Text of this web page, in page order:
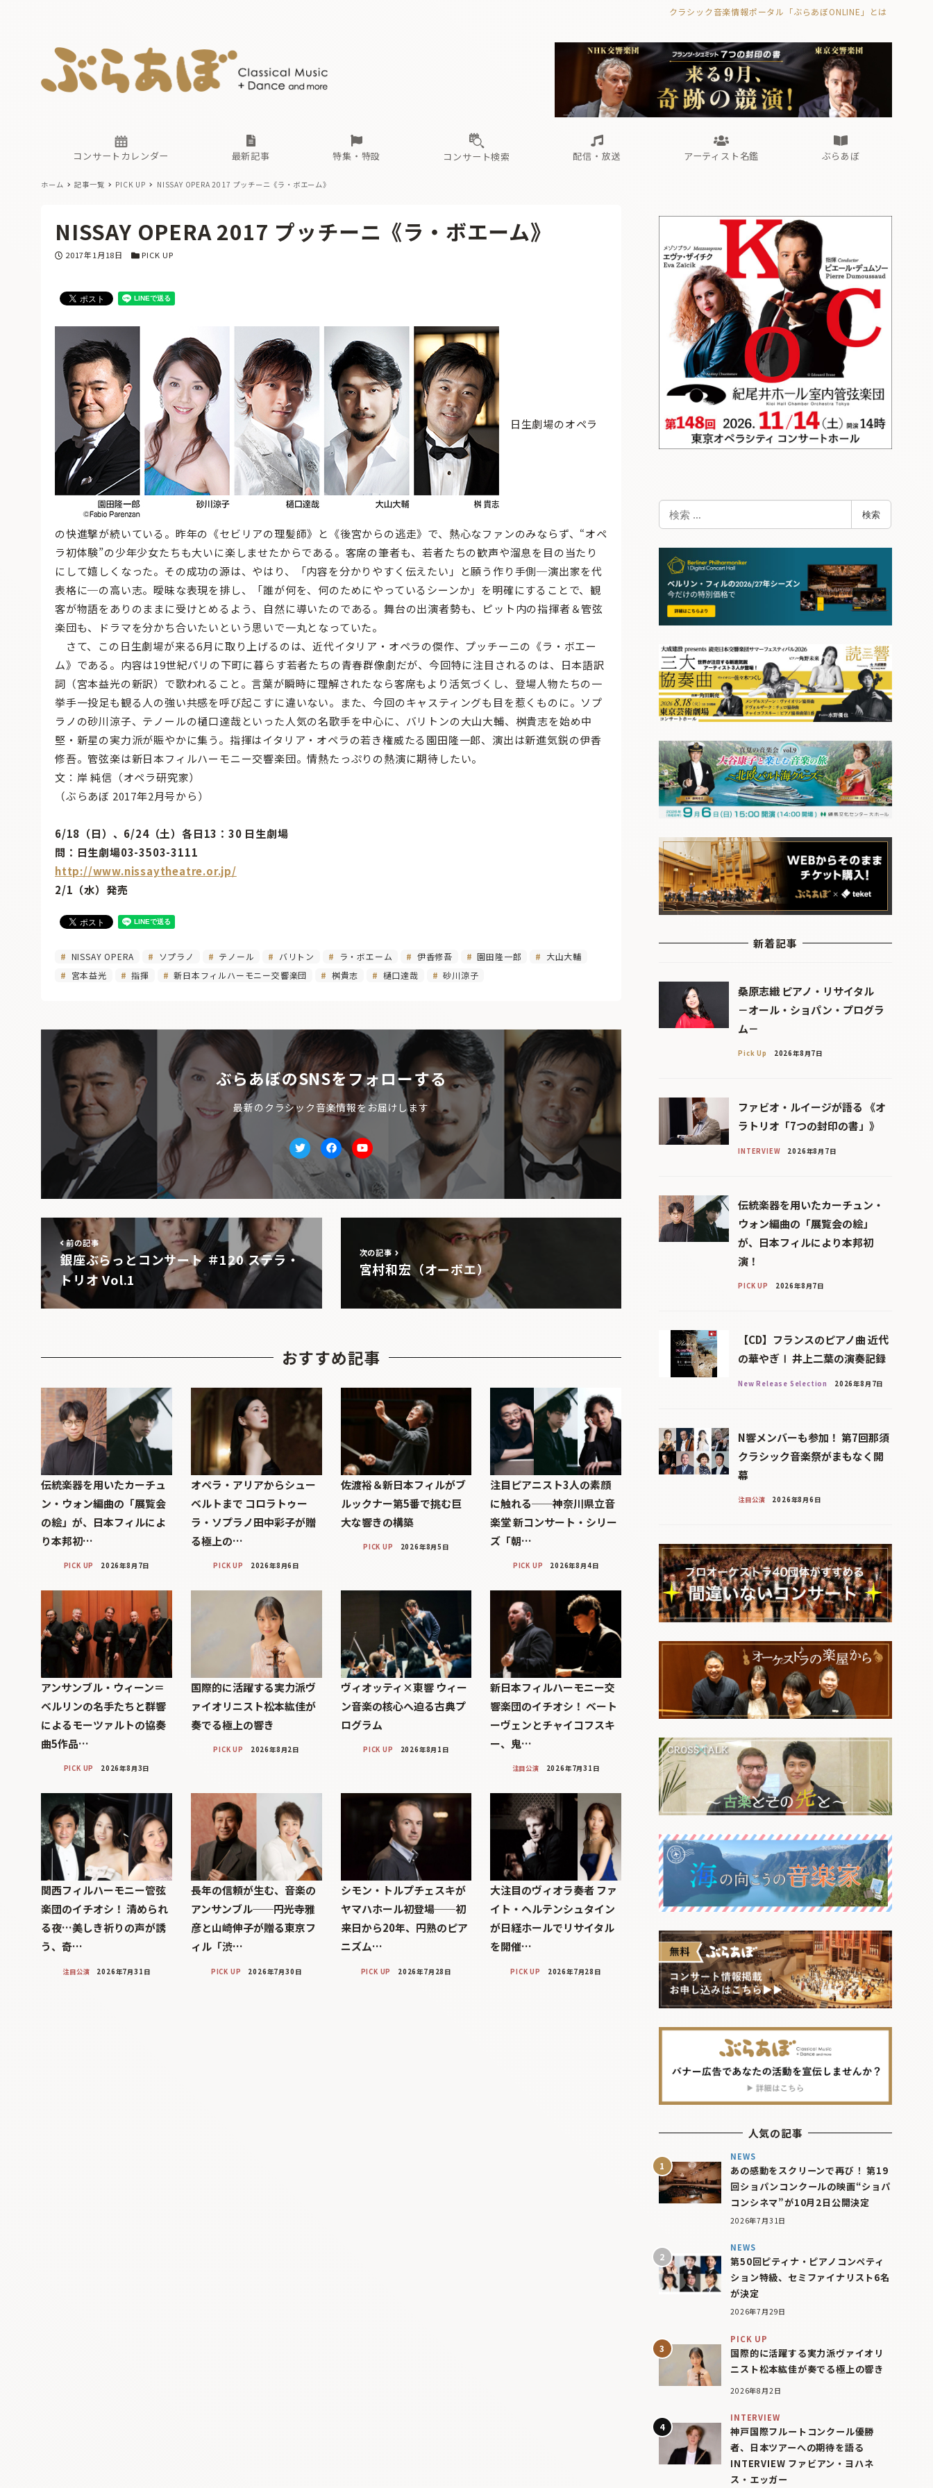
クラシック音楽情報ポータル「ぶらあぼONLINE」とは
コンサートカレンダー 最新記事
古楽とその先と オーケストラの楽屋から 海の向こうの音楽家 ぶらあぼブラス！
フォルテピアノ・オデッセイ
特集・特設
現場のプロが推す！間違いないオーケストラコンサート
過去の特集
コンサート検索 配信・放送
無料ライブ配信スケジュール 有料ライブ配信スケジュール
アーティスト名鑑
か さ な ま
ぶらあぼ
古楽とその先と Aからの眺望 ぶらあぼブラス！
フォルテピアノ・オデッセイ
無料ライブ配信スケジュール
あ か さ
ホーム 記事一覧 PICK UP NISSAY OPERA 2017 プッチーニ《ラ・ボエーム》
NISSAY OPERA 2017 プッチーニ《ラ・ボエーム》
投稿日
2017年1月18日 カテゴリー
PICK UP
日生劇場のオペラ
の快進撃が続いている。昨年の《セビリアの理髪師》と《後宮からの逃走》で、熱心なファンのみならず、“オペ
ラ初体験”の少年少女たちも大いに楽しませたからである。客席の筆者も、若者たちの歓声や溜息を目の当たり
にして嬉しくなった。その成功の源は、やはり、「内容を分かりやすく伝えたい」と願う作り手側─演出家を代
表格に─の高い志。曖昧な表現を排し、「誰が何を、何のためにやっているシーンか」を明確にすることで、観
客が物語をありのままに受けとめるよう、自然に導いたのである。舞台の出演者勢も、ピット内の指揮者＆管弦
楽団も、ドラマを分かち合いたいという思いで一丸となっていた。
さて、この日生劇場が来る6月に取り上げるのは、近代イタリア・オペラの傑作、プッチーニの《ラ・ボエー
ム》である。内容は19世紀パリの下町に暮らす若者たちの青春群像劇だが、今回特に注目されるのは、日本語訳
詞（宮本益光の新訳）で歌われること。言葉が瞬時に理解されたなら客席もより活気づくし、登場人物たちの一
挙手一投足も観る人の強い共感を呼び起こすに違いない。また、今回のキャスティングも目を惹くものに。ソプ
ラノの砂川涼子、テノールの樋口達哉といった人気の名歌手を中心に、バリトンの大山大輔、桝貴志を始め中
堅・新星の実力派が賑やかに集う。指揮はイタリア・オペラの若き権威たる園田隆一郎、演出は新進気鋭の伊香
修吾。管弦楽は新日本フィルハーモニー交響楽団。情熱たっぷりの熱演に期待したい。
文：岸 純信（オペラ研究家）
（ぶらあぼ 2017年2月号から）
6/18（日）、6/24（土）各日13：30 日生劇場
問：日生劇場03-3503-3111
http://www.nissaytheatre.or.jp/
2/1（水）発売
NISSAY OPERA ソプラノ テノール バリトン ラ・ボエーム 伊香修吾 園田隆一郎
大山大輔
宮本益光
指揮 新日本フィルハーモニー交響楽団 桝貴志 樋口達哉 砂川涼子
ぶらあぼのSNSをフォローする
最新のクラシック音楽情報をお届けします
TwitterfacebookYoutube
前の記事
銀座ぶらっとコンサート ＃120 ステラ・
トリオ Vol.1
次の記事
宮村和宏（オーボエ）
おすすめ記事
伝統楽器を用いたカーチュ
ン・ウォン編曲の「展覧会
の絵」が、日本フィルによ
り本邦初…
PICK UP 2026年8月7日
オペラ・アリアからシュー
ベルトまで コロラトゥー
ラ・ソプラノ田中彩子が贈
る極上の…
PICK UP 2026年8月6日
佐渡裕＆新日本フィルがブ
ルックナー第5番で挑む巨
大な響きの構築
PICK UP 2026年8月5日
注目ピアニスト3人の素顔
に触れる──神奈川県立音
楽堂 新コンサート・シリー
ズ「朝…
PICK UP 2026年8月4日
アンサンブル・ウィーン＝
ベルリンの名手たちと群響
によるモーツァルトの協奏
曲5作品…
PICK UP 2026年8月3日
国際的に活躍する実力派ヴ
ァイオリニスト松本紘佳が
奏でる極上の響き
PICK UP 2026年8月2日
ヴィオッティ×東響 ウィー
ン音楽の核心へ迫る古典プ
ログラム
PICK UP 2026年8月1日
新日本フィルハーモニー交
響楽団のイチオシ！ ベート
ーヴェンとチャイコフスキ
ー、鬼…
注目公演 2026年7月31日
関西フィルハーモニー管弦
楽団のイチオシ！ 清められ
る夜…美しき祈りの声が誘
う、奇…
注目公演 2026年7月31日
長年の信頼が生む、音楽の
アンサンブル──円光寺雅
彦と山崎伸子が贈る東京フ
ィル「渋…
PICK UP 2026年7月30日
シモン・トルプチェスキが
ヤマハホール初登場──初
来日から20年、円熟のピア
ニズム…
PICK UP 2026年7月28日
大注目のヴィオラ奏者 ファ
イト・ヘルテンシュタイン
が日経ホールでリサイタル
を開催…
PICK UP 2026年7月28日
検
索
検索
新着記事
桑原志織 ピアノ・リサイタル
－オール・ショパン・プログラ
ム－
Pick Up 2026年8月7日
ファビオ・ルイージが語る 《オ
ラトリオ「7つの封印の書」》
INTERVIEW 2026年8月7日
伝統楽器を用いたカーチュン・
ウォン編曲の「展覧会の絵」
が、日本フィルにより本邦初
演！
PICK UP 2026年8月7日
【CD】フランスのピアノ曲 近代
の華やぎⅠ 井上二葉の演奏記録
New Release Selection 2026年8月7日
N響メンバーも参加！ 第7回那須
クラシック音楽祭がまもなく開
幕
注目公演 2026年8月6日
人気の記事
NEWS
あの感動をスクリーンで再び！ 第19
回ショパンコンクールの映画“ショパ
コンシネマ”が10月2日公開決定
2026年7月31日
NEWS
第50回ピティナ・ピアノコンペティ
ション特級、セミファイナリスト6名
が決定
2026年7月29日
PICK UP
国際的に活躍する実力派ヴァイオリ
ニスト松本紘佳が奏でる極上の響き
2026年8月2日
INTERVIEW
神戸国際フルートコンクール優勝
者、日本ツアーへの期待を語る
INTERVIEW ファビアン・ヨハネ
ス・エッガー